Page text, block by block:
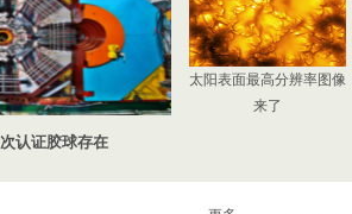
认证胶球存在
太阳表面最高分辨率图像
来了